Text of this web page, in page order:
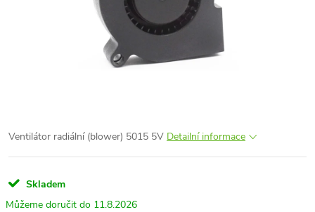
Ventilátor radiální (blower) 5015 5V Detailní informace
Skladem
11.8.2026